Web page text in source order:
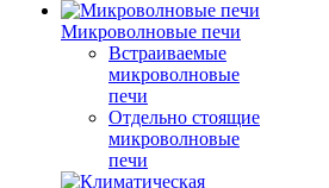
Микроволновые печи
Встраиваемые
микроволновые
печи
Отдельно стоящие
микроволновые
печи